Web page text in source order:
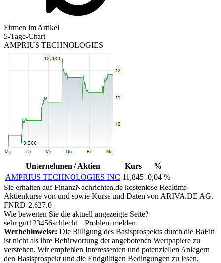
Firmen im Artikel
5-Tage-Chart
AMPRIUS TECHNOLOGIES
Unternehmen / Aktien Kurs
%
AMPRIUS TECHNOLOGIES INC 11,845 -0,04 %
Sie erhalten auf FinanzNachrichten.de kostenlose Realtime-
Aktienkurse von und sowie Kurse und Daten von ARIVA.DE AG.
FNRD-2.627.0
Wie bewerten Sie die aktuell angezeigte Seite?
sehr gut1 23456schlecht
Problem melden
Werbehinweise: Die Billigung des Basisprospekts durch die BaFin
ist nicht als ihre Befürwortung der angebotenen Wertpapiere zu
verstehen. Wir empfehlen Interessenten und potenziellen Anlegern
den Basisprospekt und die Endgültigen Bedingungen zu lesen,